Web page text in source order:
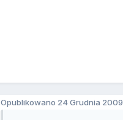
Opublikowano 24 Grudnia 2009